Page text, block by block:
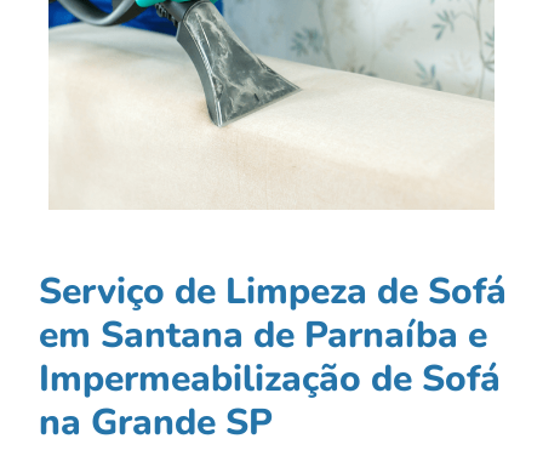
Serviço de Limpeza de Sofá
em Santana de Parnaíba e
Impermeabilização de Sofá
na Grande SP